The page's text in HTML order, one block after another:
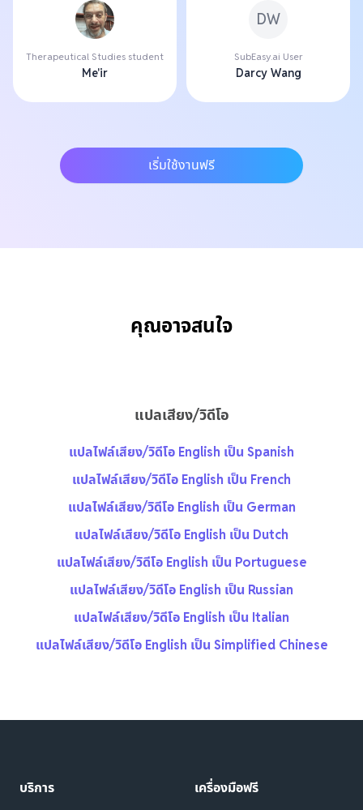
Therapeutical Studies student
Me'ir
DW
SubEasy.ai User
Darcy Wang
เริ่มใช้งานฟรี
คุณอาจสนใจ
แปลเสียง/วิดีโอ
แปลไฟล์เสียง/วิดีโอ English เป็น Spanish
แปลไฟล์เสียง/วิดีโอ English เป็น French
แปลไฟล์เสียง/วิดีโอ English เป็น German
แปลไฟล์เสียง/วิดีโอ English เป็น Dutch
แปลไฟล์เสียง/วิดีโอ English เป็น Portuguese
แปลไฟล์เสียง/วิดีโอ English เป็น Russian
แปลไฟล์เสียง/วิดีโอ English เป็น Italian
แปลไฟล์เสียง/วิดีโอ English เป็น Simplified Chinese
บริการ เครื่องมือฟรี